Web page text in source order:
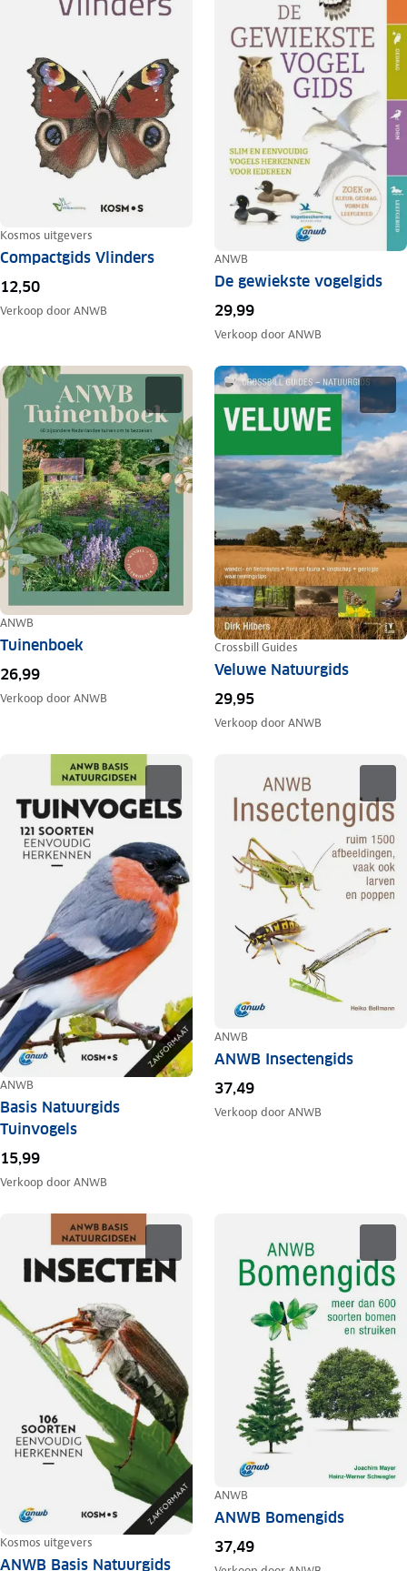
Kosmos uitgevers
Compactgids Vlinders
12,50
Verkoop doorANWB
ANWB
De gewiekste vogelgids
29,99
Verkoop doorANWB
ANWB
Tuinenboek
26,99
Verkoop doorANWB
Crossbill Guides
Veluwe Natuurgids
29,95
Verkoop doorANWB
ANWB
Basis Natuurgids
Tuinvogels
15,99
Verkoop doorANWB
ANWB
ANWB Insectengids
37,49
Verkoop doorANWB
Kosmos uitgevers
ANWB Basis Natuurgids
ANWB
ANWB Bomengids
37,49